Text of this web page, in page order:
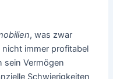
, was zwar
immer profitabel
sein Vermögen
Schwierigkeiten